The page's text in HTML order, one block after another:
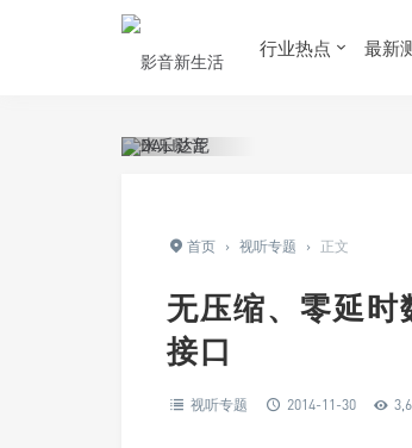
行业热点 最新
首页 › 视听专题 › 正文
无压缩、零延
接口
视听专题 2014-11-30